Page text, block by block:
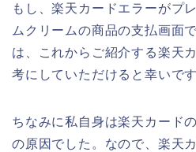
もし、楽天カードエラーがプ
ムクリームの商品の支払画面
は、これからご紹介する楽天
考にしていただけると幸いです
ちなみに私自身は楽天カード
の原因でした。なので、楽天